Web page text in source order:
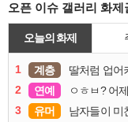
오픈 이슈 갤러리 화제
오늘의 화제
1 계층 딸처럼 업어
2
연예 ㅇㅎㅂ? 어
3
유머 남자들이 미